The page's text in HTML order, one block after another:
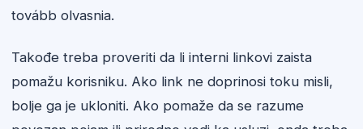
tovább olvasnia.
Takođe treba proveriti da li interni linkovi zaista
pomažu korisniku. Ako link ne doprinosi toku misli,
bolje ga je ukloniti. Ako pomaže da se razume